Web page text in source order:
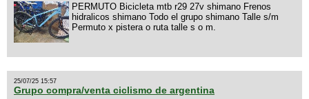
PERMUTO Bicicleta mtb r29 27v shimano Frenos
hidralicos shimano Todo el grupo shimano Talle s/m
Permuto x pistera o ruta talle s o m.
25/07/25 15:57
Grupo compra/venta ciclismo de argentina